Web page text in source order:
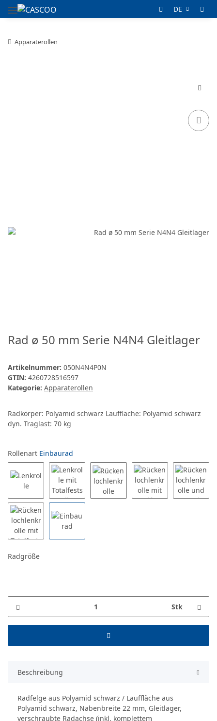
DE
Apparaterollen
Rad ø 50 mm Serie N4N4 Gleitlager
Artikelnummer: 050N4N4P0N
GTIN: 4260728516597
Kategorie: Apparaterollen
Radkörper: Polyamid schwarz Lauffläche: Polyamid schwarz
dyn. Traglast: 70 kg
Rollenart Einbaurad
Radgröße
Stk
Beschreibung
Radfelge aus Polyamid schwarz / Lauffläche aus
Polyamid schwarz, Nabenbreite 22 mm, Gleitlager,
verschraubte Radachse (inkl. komplettem